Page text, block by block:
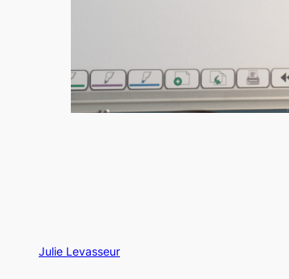
Julie Levasseur